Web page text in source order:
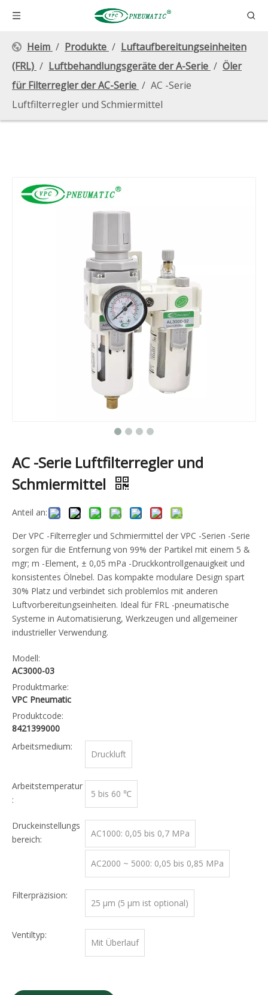
Heim / Produkte / Luftaufbereitungseinheiten
(FRL) / Luftbehandlungsgeräte der A-Serie / Öler
für Filterregler der AC-Serie / AC -Serie
Luftfilterregler und Schmiermittel
AC -Serie Luftfilterregler und
Schmiermittel
Anteil an:
Der VPC -Filterregler und Schmiermittel der VPC -Serien -Serie
sorgen für die Entfernung von 99% der Partikel mit einem 5 &
mgr; m -Element, ± 0,05 mPa -Druckkontrollgenauigkeit und
konsistentes Ölnebel. Das kompakte modulare Design spart
30% Platz und verbindet sich problemlos mit anderen
Luftvorbereitungseinheiten. Ideal für FRL -pneumatische
Systeme in Automatisierung, Werkzeugen und allgemeiner
industrieller Verwendung.
Modell:
AC3000-03
Produktmarke:
VPC Pneumatic
Produktcode:
8421399000
Arbeitsmedium:
Druckluft
Arbeitstemperatur
:
5 bis 60 ℃
Druckeinstellungs
bereich:
AC1000: 0,05 bis 0,7 MPa
AC2000 ~ 5000: 0,05 bis 0,85 MPa
Filterpräzision:
25 μm (5 μm ist optional)
Ventiltyp:
Mit Überlauf